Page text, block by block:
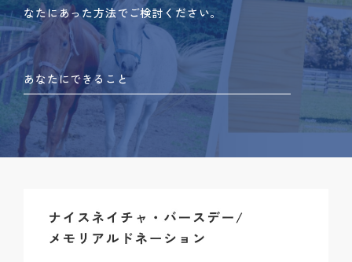
なたにあった方法でご検討ください。
あなたにできること